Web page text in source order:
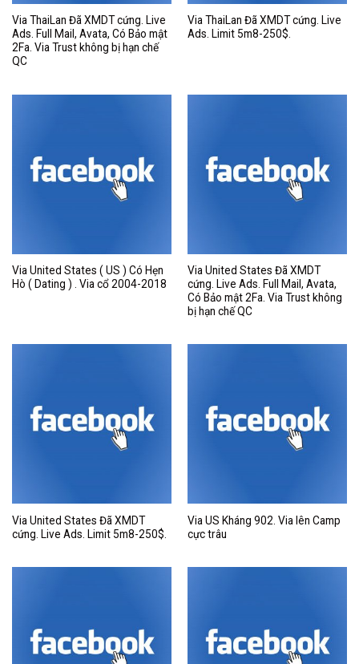
Via ThaiLan Đã XMDT cứng. Live
Ads. Full Mail, Avata, Có Bảo mật
2Fa. Via Trust không bị hạn chế
QC
Via ThaiLan Đã XMDT cứng. Live
Ads. Limit 5m8-250$.
Via United States ( US ) Có Hẹn
Hò ( Dating ) . Via cổ 2004-2018
Via United States Đã XMDT
cứng. Live Ads. Full Mail, Avata,
Có Bảo mật 2Fa. Via Trust không
bị hạn chế QC
Via United States Đã XMDT
cứng. Live Ads. Limit 5m8-250$.
Via US Kháng 902. Via lên Camp
cực trâu